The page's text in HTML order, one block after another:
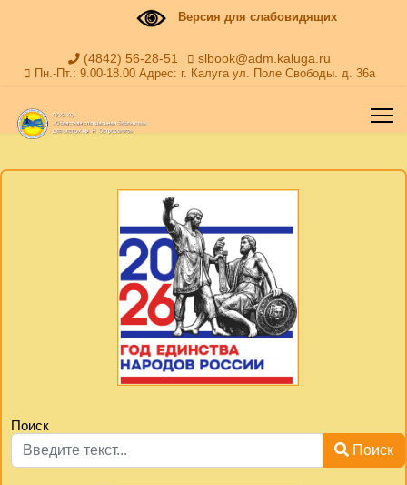
Версия для слабовидящих
(4842) 56-28-51 slbook@adm.kaluga.ru
Пн.-Пт.: 9.00-18.00 Адрес: г. Калуга ул. Поле Свободы. д. 36а
Поиск
Поиск